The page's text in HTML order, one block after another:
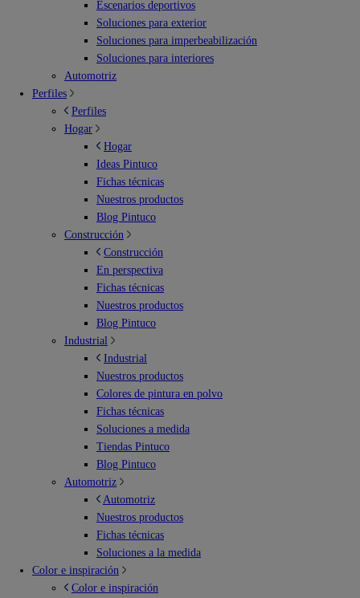
Escenarios deportivos
Soluciones para exterior
Soluciones para imperbeabilización
Soluciones para interiores
Automotriz
Perfiles
Perfiles
Hogar
Hogar
Ideas Pintuco
Fichas técnicas
Nuestros productos
Blog Pintuco
Construcción
Construcción
En perspectiva
Fichas técnicas
Nuestros productos
Blog Pintuco
Industrial
Industrial
Nuestros productos
Colores de pintura en polvo
Fichas técnicas
Soluciones a medida
Tiendas Pintuco
Blog Pintuco
Automotriz
Automotriz
Nuestros productos
Fichas técnicas
Soluciones a la medida
Color e inspiración
Color e inspiración